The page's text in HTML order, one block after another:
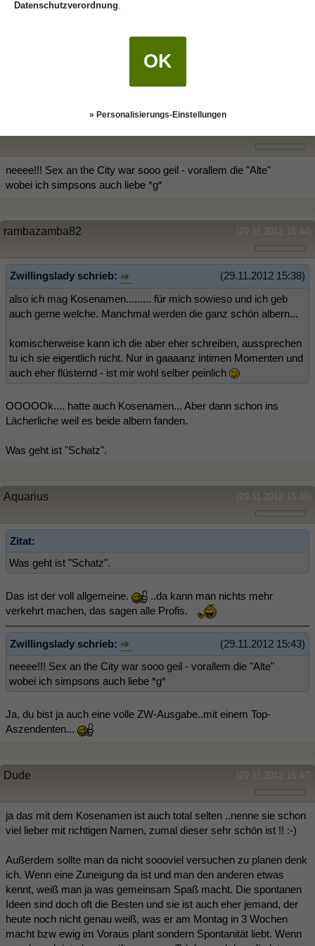
Zeitverschwendung. Wenn dann Simpsons und Big Bang Theory
ja, die Nachwuchs-ZW mögen lieber die Simpsons...
neeee!!! Sex an the City war sooo geil - vorallem die "Alte"
wobei ich simpsons auch liebe *g*
(29.11.2012 15:44)
rambazamba82
(29.11.2012 15:38)
Zwillingslady schrieb:
also ich mag Kosenamen......... für mich sowieso und ich geb
auch gerne welche. Manchmal werden die ganz schön albern...
komischerweise kann ich die aber eher schreiben, aussprechen
tu ich sie eigentlich nicht. Nur in gaaaanz intimen Momenten und
auch eher flüsternd - ist mir wohl selber peinlich
OOOOOk.... hatte auch Kosenamen... Aber dann schon ins
Lächerliche weil es beide albern fanden.
Was geht ist "Schatz".
(29.11.2012 15:46)
Aquarius
Zitat:
Was geht ist "Schatz".
Das ist der voll allgemeine.
..da kann man nichts mehr
verkehrt machen, das sagen alle Profis.
(29.11.2012 15:43)
Zwillingslady schrieb:
neeee!!! Sex an the City war sooo geil - vorallem die "Alte"
wobei ich simpsons auch liebe *g*
Ja, du bist ja auch eine volle ZW-Ausgabe..mit einem Top-
Aszendenten...
(29.11.2012 15:47)
Dude
ja das mit dem Kosenamen ist auch total selten ..nenne sie schon
viel lieber mit richtigen Namen, zumal dieser sehr schön ist !! :-)
Außerdem sollte man da nicht soooviel versuchen zu planen denk
ich. Wenn eine Zuneigung da ist und man den anderen etwas
kennt, weiß man ja was gemeinsam Spaß macht. Die spontanen
Ideen sind doch oft die Besten und sie ist auch eher jemand, der
heute noch nicht genau weiß, was er am Montag in 3 Wochen
macht bzw ewig im Voraus plant sondern Spontanität liebt. Wenn
Datenschutzverordnung.
OK
» Personalisierungs-Einstellungen